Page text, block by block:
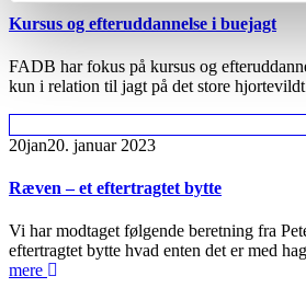
Kursus og efteruddannelse i buejagt
FADB har fokus på kursus og
kun i relation til jagt på det store
20jan20. januar 2023
Ræven – et eftertragtet bytte
Vi har modtaget følgende beretning fra
eftertragtet bytte hvad enten det er med
mere